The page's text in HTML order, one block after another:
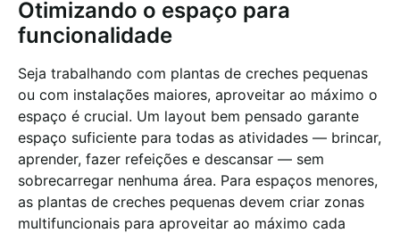
Otimizando o espaço para
funcionalidade
Seja trabalhando com plantas de creches pequenas
ou com instalações maiores, aproveitar ao máximo o
espaço é crucial. Um layout bem pensado garante
espaço suficiente para todas as atividades — brincar,
aprender, fazer refeições e descansar — sem
sobrecarregar nenhuma área. Para espaços menores,
as plantas de creches pequenas devem criar zonas
multifuncionais para aproveitar ao máximo cada